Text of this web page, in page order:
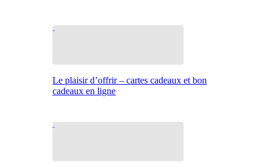
Le plaisir d’offrir – cartes cadeaux et bon
cadeaux en ligne